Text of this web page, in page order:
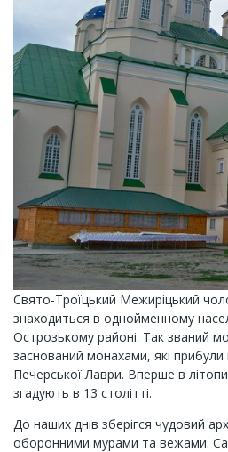
Свято-Троїцький Межиріцький
знаходиться в однойменному
Острозькому районі. Так званий
заснований монахами, які прибули
Печерської Лаври. Вперше в
згадують в 13 столітті.
До наших днів зберігся чудовий
оборонними мурами та вежами.